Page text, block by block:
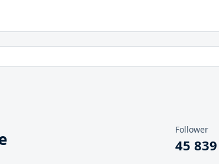
Follower
45 839